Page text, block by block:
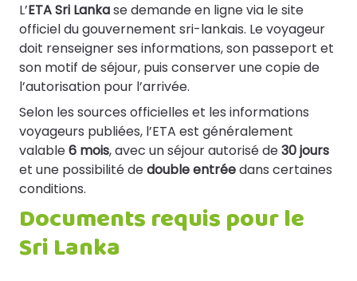
L’ETA Sri Lankase demande en ligne via le site
officiel du gouvernement sri-lankais. Le voyageur
doit renseigner ses informations, son passeport et
son motif de séjour, puis conserver une copie de
l’autorisation pour l’arrivée.
Selon les sources officielles et les informations
voyageurs publiées, l’ETA est généralement
valable6 mois, avec un séjour autorisé de30 jours
et une possibilité dedouble entréedans certaines
conditions.
Documents requis pour le
Sri Lanka